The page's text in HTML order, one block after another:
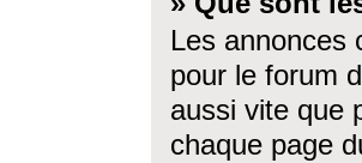
Les annonces
pour le forum
aussi vite que
chaque page